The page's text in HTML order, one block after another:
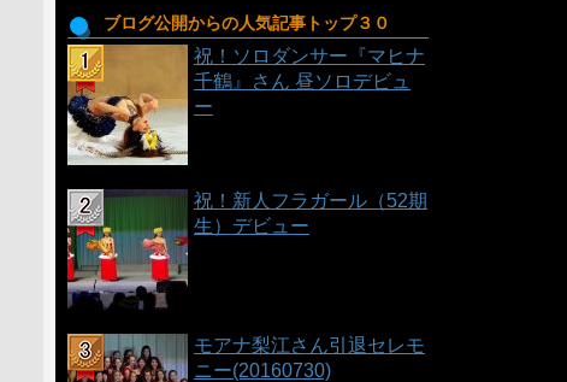
ブログ公開からの人気記事トップ３０
祝！ソロダンサー『マヒナ
千鶴』さん 昼ソロデビュ
ー
祝！新人フラガール（52期
生）デビュー
モアナ梨江さん引退セレモ
ニー(20160730)